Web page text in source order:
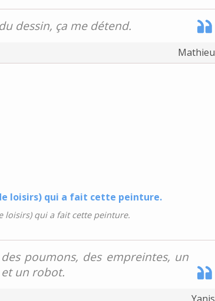
dessin, ça me détend.
Mathieu
loisirs) qui a fait cette peinture.
poumons, des empreintes, un
un robot.